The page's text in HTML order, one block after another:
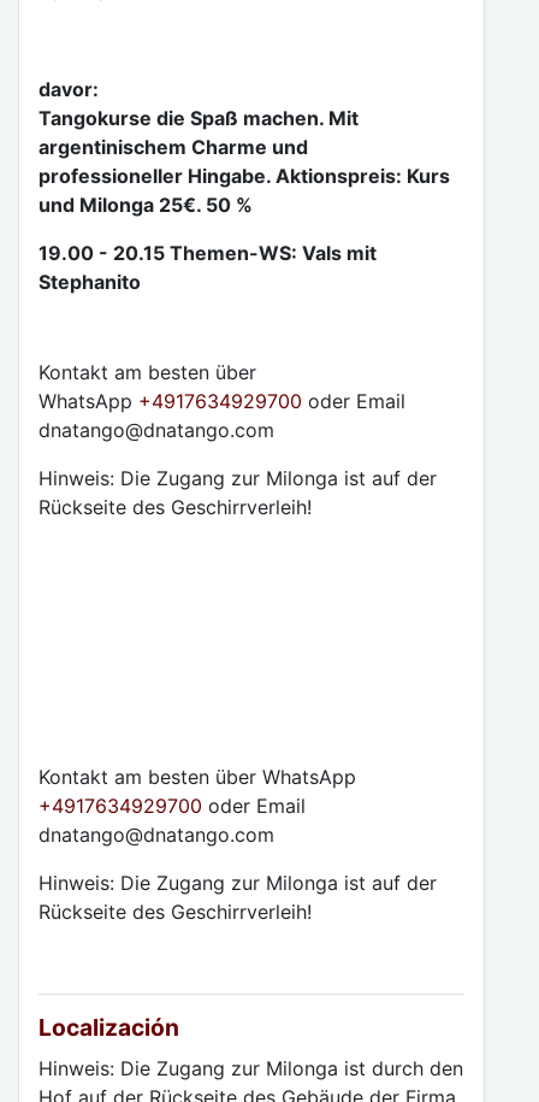
davor:
Tangokurse die Spaß machen. Mit
argentinischem Charme und
professioneller Hingabe. Aktionspreis: Kurs
und Milonga 25€. 50 %
19.00 - 20.15 Themen-WS: Vals mit
Stephanito
Kontakt am besten über
WhatsApp +4917634929700 oder Email
dnatango@dnatango.com
Hinweis: Die Zugang zur Milonga ist auf der
Rückseite des Geschirrverleih!
Kontakt am besten über WhatsApp
+4917634929700 oder Email
dnatango@dnatango.com
Hinweis: Die Zugang zur Milonga ist auf der
Rückseite des Geschirrverleih!
Localización
Hinweis: Die Zugang zur Milonga ist durch den
Hof auf der Rückseite des Gebäude der Firma